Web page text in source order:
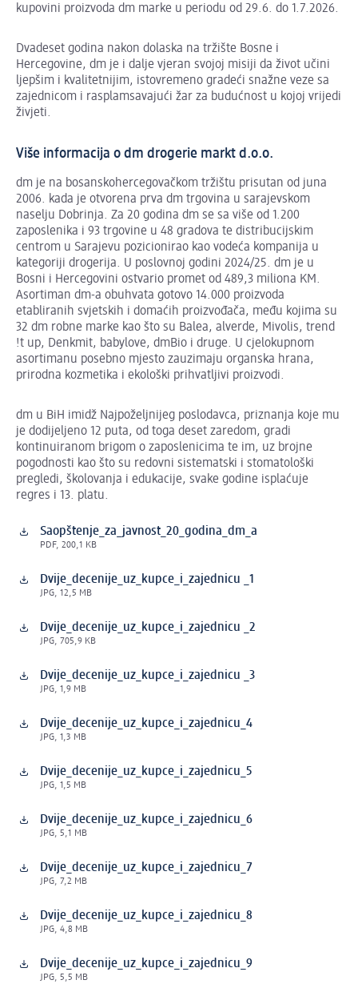
kupovini proizvoda dm marke u periodu od 29.6. do 1.7.2026.
Dvadeset godina nakon dolaska na tržište Bosne i
Hercegovine, dm je i dalje vjeran svojoj misiji da život učini
ljepšim i kvalitetnijim, istovremeno gradeći snažne veze sa
zajednicom i rasplamsavajući žar za budućnost u kojoj vrijedi
živjeti.
Više informacija o dm drogerie markt d.o.o.
dm je na bosanskohercegovačkom tržištu prisutan od juna
2006. kada je otvorena prva dm trgovina u sarajevskom
naselju Dobrinja. Za 20 godina dm se sa više od 1.200
zaposlenika i 93 trgovine u 48 gradova te distribucijskim
centrom u Sarajevu pozicionirao kao vodeća kompanija u
kategoriji drogerija. U poslovnoj godini 2024/25. dm je u
Bosni i Hercegovini ostvario promet od 489,3 miliona KM.
Asortiman dm-a obuhvata gotovo 14.000 proizvoda
etabliranih svjetskih i domaćih proizvođača, među kojima su
32 dm robne marke kao što su Balea, alverde, Mivolis, trend
!t up, Denkmit, babylove, dmBio i druge. U cjelokupnom
asortimanu posebno mjesto zauzimaju organska hrana,
prirodna kozmetika i ekološki prihvatljivi proizvodi.
dm u BiH imidž Najpoželjnijeg poslodavca, priznanja koje mu
je dodijeljeno 12 puta, od toga deset zaredom, gradi
kontinuiranom brigom o zaposlenicima te im, uz brojne
pogodnosti kao što su redovni sistematski i stomatološki
pregledi, školovanja i edukacije, svake godine isplaćuje
regres i 13. platu.
Saopštenje_za_javnost_20_godina_dm_a
PDF, 200,1 KB
Dvije_decenije_uz_kupce_i_zajednicu _1
JPG, 12,5 MB
Dvije_decenije_uz_kupce_i_zajednicu _2
JPG, 705,9 KB
Dvije_decenije_uz_kupce_i_zajednicu _3
JPG, 1,9 MB
Dvije_decenije_uz_kupce_i_zajednicu_4
JPG, 1,3 MB
Dvije_decenije_uz_kupce_i_zajednicu_5
JPG, 1,5 MB
Dvije_decenije_uz_kupce_i_zajednicu_6
JPG, 5,1 MB
Dvije_decenije_uz_kupce_i_zajednicu_7
JPG, 7,2 MB
Dvije_decenije_uz_kupce_i_zajednicu_8
JPG, 4,8 MB
Dvije_decenije_uz_kupce_i_zajednicu_9
JPG, 5,5 MB